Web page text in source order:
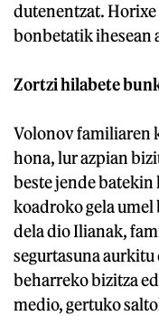
dutenentzat.
bonbetatik ihesean
Zortzi hilabete
Volonov familiaren
hona, lur azpian
beste jende
koadroko gela umel
dela dio Ilianak,
segurtasuna aurkitu
beharreko bizitza
medio, gertuko